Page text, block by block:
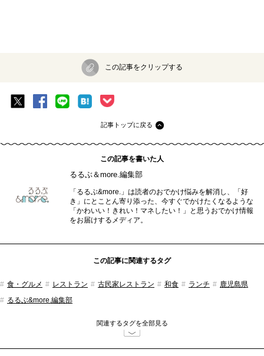
この記事をクリップする
記事トップに戻る
この記事を書いた人
るるぶ＆more.編集部
「るるぶ&more.」は読者のおでかけ悩みを解消し、「好
き」にとことん寄り添った、今すぐでかけたくなるような
「かわいい！きれい！マネしたい！」と思うおでかけ情報
をお届けするメディア。
この記事に関連するタグ
食・グルメ レストラン 古民家レストラン 和食 ランチ
鹿児島県
るるぶ&more.編集部
関連するタグを全部見る